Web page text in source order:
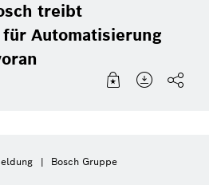
treibt
Automatisierung
Bosch Gruppe